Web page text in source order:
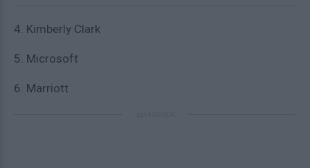
4. Kimberly Clark
5. Microsoft
6. Marriott